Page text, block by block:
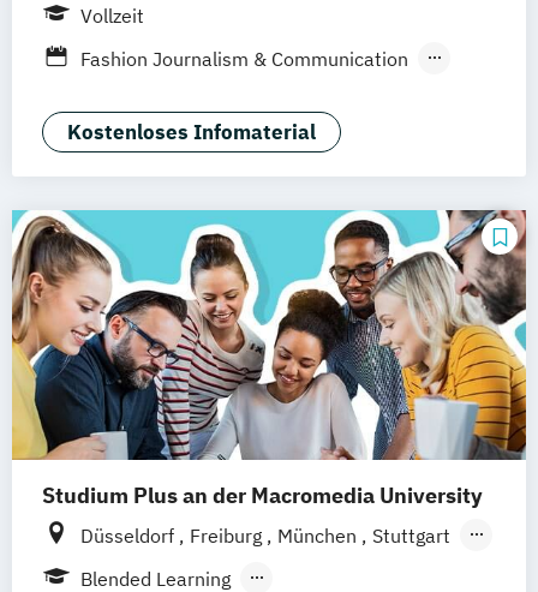
Wiesbaden
Vollzeit
Fashion Journalism & Communication
Industrie & Produkt Design
Interior Design
Kostenloses Infomaterial
Studium Plus an der Macromedia University
Düsseldorf Freiburg München
Stuttgart
Berlin
Frankfurt am Main
Blended Learning